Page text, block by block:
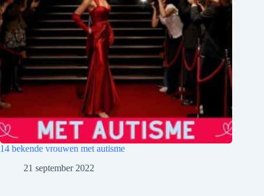
14 bekende vrouwen met autisme
21 september 2022